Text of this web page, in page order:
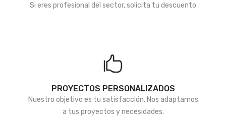
Si eres profesional del sector, solicita tu descuento
PROYECTOS PERSONALIZADOS
Nuestro objetivo es tu satisfacción. Nos adaptamos
a tus proyectos y necesidades.